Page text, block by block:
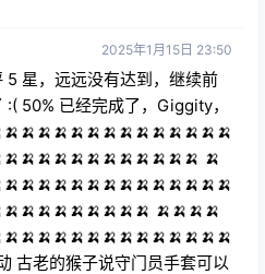
2025年1月15日 23:50
5 星，远远没有达到，继续前
50% 已经完成了，Giggity，
🍌
🍌🍌🍌🍌
古老的猴子说守门员手套可以